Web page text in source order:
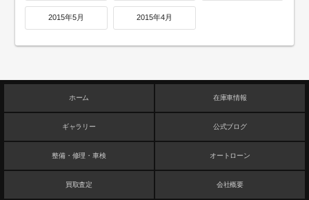
2015年5月 2015年4月
ホーム 在庫車情報
ギャラリー 公式ブログ
整備・修理・車検 オートローン
買取査定 会社概要